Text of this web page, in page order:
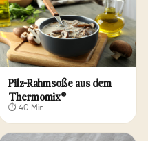
Pilz-Rahmsoße aus dem
Thermomix®
⏱ 40 Min